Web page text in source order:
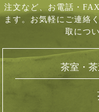
注文など、 お電話・
ます。お気軽にご連絡
取につ
茶室・